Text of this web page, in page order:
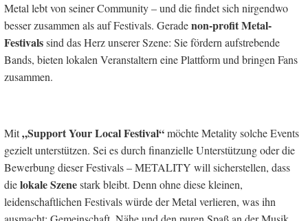
Metal lebt von seiner Community – und die findet sich nirgendwo
besser zusammen als auf Festivals. Geradenon-profit Metal-
Festivalssind das Herz unserer Szene: Sie fördern aufstrebende
Bands, bieten lokalen Veranstaltern eine Plattform und bringen Fans
zusammen.
Mit„Support Your Local Festival“möchte Metality solche Events
gezielt unterstützen. Sei es durch finanzielle Unterstützung oder die
Bewerbung dieser Festivals – METALITY will sicherstellen, dass
dielokale Szenestark bleibt. Denn ohne diese kleinen,
leidenschaftlichen Festivals würde der Metal verlieren, was ihn